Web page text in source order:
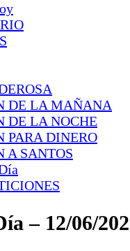
DE LA MAÑANA
DE LA NOCHE
PARA DINERO
A SANTOS
– 12/06/